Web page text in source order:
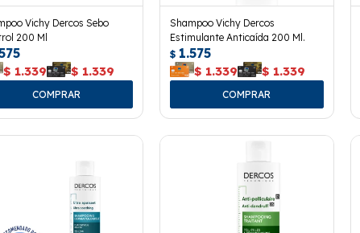
Vichy Dercos Sebo
200 Ml
$ 1.339 $ 1.339
Shampoo Vichy Dercos
Estimulante Anticaída 200 Ml.
$ 1.575
$ 1.339 $ 1.339